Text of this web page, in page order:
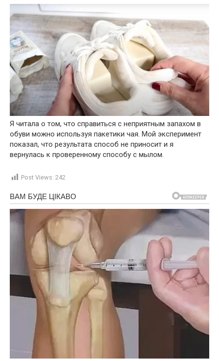
Я читала о том, что справиться с неприятным запахом в
обуви можно используя пакетики чая. Мой эксперимент
показал, что результата способ не приносит и я
вернулась к проверенному способу с мылом.
Post Views: 242